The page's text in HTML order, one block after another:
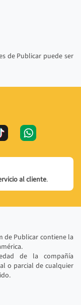
de Publicar puede ser
al cliente.
de Publicar contiene la
de la compañía
o parcial de cualquier